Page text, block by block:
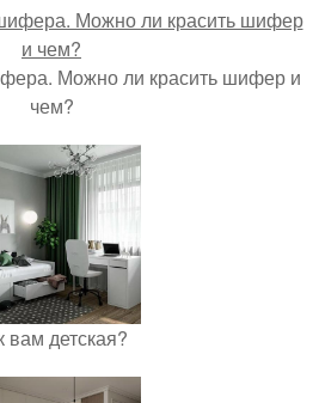
Можно ли красить шифер и
чем?
вам детская?